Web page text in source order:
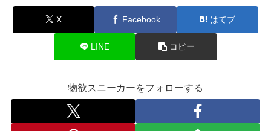
X Facebook はてブ
LINE コピー
物欲スニーカーをフォローする